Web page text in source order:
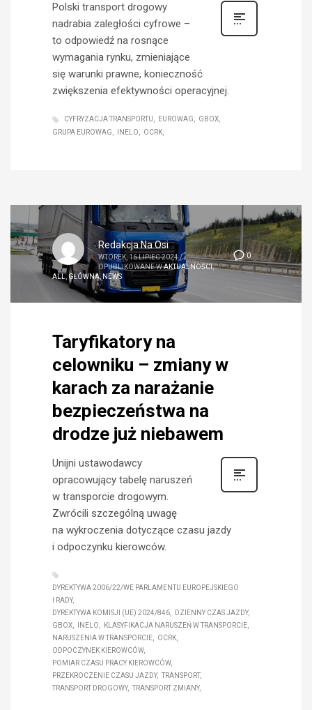
Polski transport drogowy
nadrabia zaległości cyfrowe –
to odpowiedź na rosnące
wymagania rynku, zmieniające
się warunki prawne, konieczność
zwiększenia efektywności operacyjnej.
CYFRYZACJA TRANSPORTU EUROWAG
GBOX
GRUPA EUROWAG
INELO OCRK
0
Redakcja Na Osi
WTOREK, 16 LIPIEC 2024/
OPUBLIKOWANE WAKTUALNOŚCI,
ALL, GŁÓWNA NEWS
Taryfikatory na
celowniku – zmiany w
karach za narażanie
bezpieczeństwa na
drodze już niebawem
Unijni ustawodawcy
opracowujący tabelę naruszeń
w transporcie drogowym.
Zwrócili szczególną uwagę
na wykroczenia dotyczące czasu jazdy
i odpoczynku kierowców.
DYREKTYWA 2006/22/WE PARLAMENTU EUROPEJSKIEGO
I RADY
DYREKTYWA KOMISJI (UE) 2024/846
DZIENNY CZAS JAZDY
GBOX
INELO
KLASYFIKACJA NARUSZEŃ W TRANSPORCIE
NARUSZENIA W TRANSPORCIE
OCRK
ODPOCZYNEK KIEROWCÓW
POMIAR CZASU PRACY KIEROWCÓW
PRZEKROCZENIE CZASU JAZDY
TRANSPORT
TRANSPORT DROGOWY
TRANSPORT ZMIANY